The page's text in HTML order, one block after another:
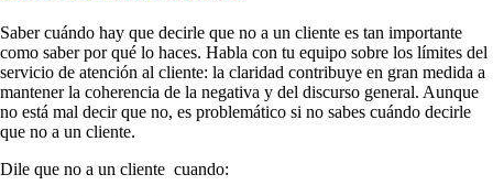
Saber cuándo hay que decirle que no a un cliente es tan importante
como saber por qué lo haces. Habla con tu equipo sobre los límites del
servicio de atención al cliente: la claridad contribuye en gran medida a
mantener la coherencia de la negativa y del discurso general. Aunque
no está mal decir que no, es problemático si no sabes cuándo decirle
que no a un cliente.
Dile que no a un cliente cuando: